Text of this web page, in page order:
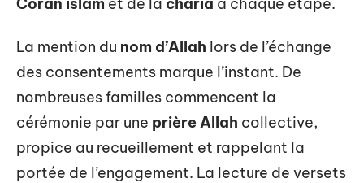
La mention du nom d’Allah lors de l’échange
des consentements marque l’instant. De
nombreuses familles commencent la
cérémonie par une prière Allah collective,
propice au recueillement et rappelant la
portée de l’engagement. La lecture de versets